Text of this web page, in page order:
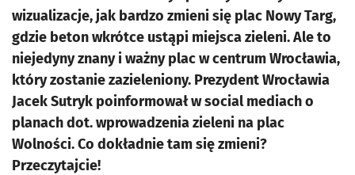
wizualizacje, jak bardzo zmieni się plac Nowy Targ,
gdzie beton wkrótce ustąpi miejsca zieleni. Ale to
niejedyny znany i ważny plac w centrum Wrocławia,
który zostanie zazieleniony. Prezydent Wrocławia
Jacek Sutryk poinformował w social mediach o
planach dot. wprowadzenia zieleni na plac
Wolności. Co dokładnie tam się zmieni?
Przeczytajcie!